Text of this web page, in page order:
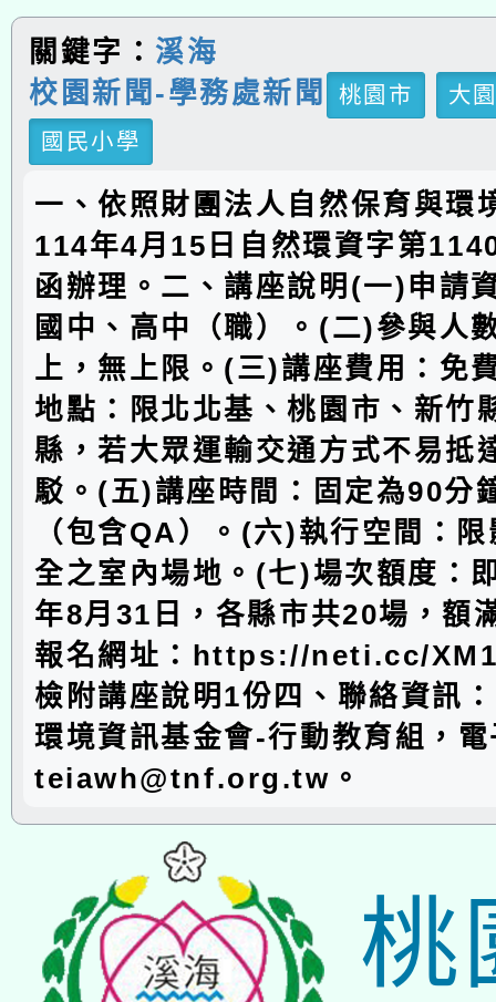
關鍵字： 溪海
校園新聞-學務處新聞
桃園市
大
國民小學
一、依照財團法人自然保育與環
114年4月15日自然環資字第
函辦理。二、講座說明(一)申請
國中、高中（職）。(二)參與人
上，無上限。(三)講座費用：免
地點：限北北基、桃園市、新竹
縣，若大眾運輸交通方式不易抵
駁。(五)講座時間：固定為90分
（包含QA）。(六)執行空間：
全之室內場地。(七)場次額度：
年8月31日，各縣市共20場，額
報名網址：https://neti.cc/
檢附講座說明1份四、聯絡資訊
環境資訊基金會-行動教育組，
teiawh@tnf.org.tw。
桃